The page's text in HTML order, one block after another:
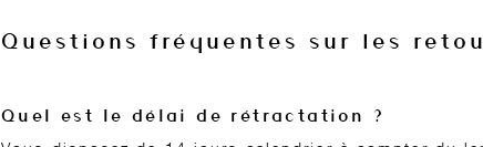
Questions fréquentes sur les
Quel est le délai de rétractation ?